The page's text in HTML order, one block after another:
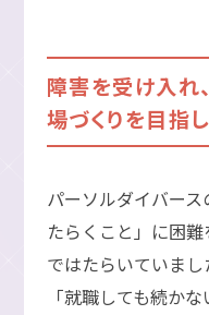
障害を受け入れ
場づくりを目指
パーソルダイバー
たらくこと」に困
ではたらいていまし
「就職しても続か